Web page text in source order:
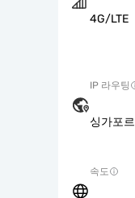
4G/LTE
IP 라우팅
싱가포르
속도